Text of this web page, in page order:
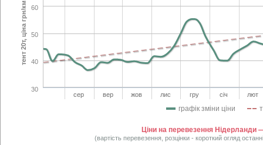
графік зміни ціни
сер вер жов лис гру січ лют
30
40
50
60
тент 20т, ціна грн/км
Ціни на перевезення Нідерланди
(вартість перевезення, розцінки - короткий огляд